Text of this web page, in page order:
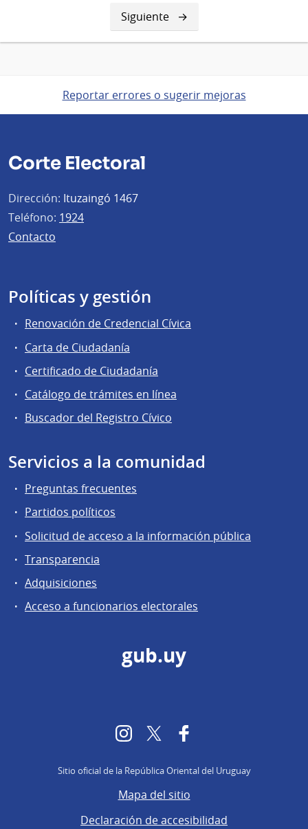
Siguiente
página
Siguiente
Reportar errores o sugerir mejoras
Corte Electoral
Dirección: Ituzaingó 1467
Teléfono: 1924
Contacto
Políticas y gestión
Renovación de Credencial Cívica
Carta de Ciudadanía
Certificado de Ciudadanía
Catálogo de trámites en línea
Buscador del Registro Cívico
Servicios a la comunidad
Preguntas frecuentes
Partidos políticos
Solicitud de acceso a la información pública
Transparencia
Adquisiciones
Acceso a funcionarios electorales
gub.uy
Instagram
Twitter
Sitio oficial de la República Oriental del Uruguay
Mapa del sitio
Declaración de accesibilidad